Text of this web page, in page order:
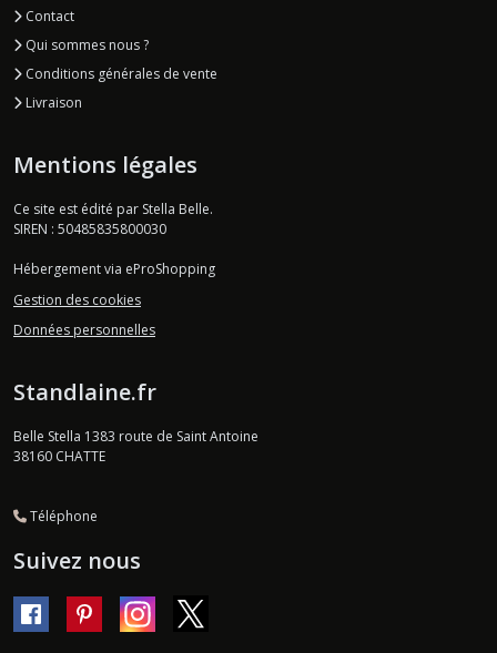
Contact
Qui sommes nous ?
Conditions générales de vente
Livraison
Mentions légales
Ce site est édité par Stella Belle.
SIREN : 50485835800030
Hébergement via eProShopping
Gestion des cookies
Données personnelles
Standlaine.fr
Belle Stella 1383 route de Saint Antoine
38160 CHATTE
Téléphone
Suivez nous